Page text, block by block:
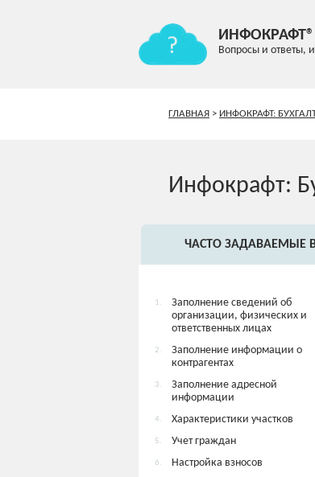
Вопросы и ответы,
ГЛАВНАЯ > ИНФОКРАФТ:
Инфокрафт:
ЧАСТО ЗАДАВАЕМЫЕ
1.
Заполнение сведений об
организации, физических и
ответственных лицах
2.
Заполнение информации о
контрагентах
3.
Заполнение адресной
информации
4. Характеристики участков
5. Учет граждан
6. Настройка взносов